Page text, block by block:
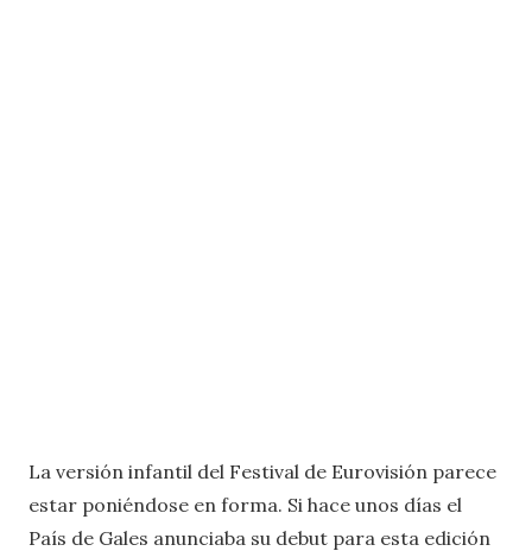
La versión infantil del Festival de Eurovisión parece
estar poniéndose en forma. Si hace unos días el
País de Gales anunciaba su debut para esta edición